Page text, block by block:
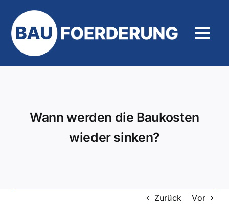
Inhalt
springen
Wann werden die Baukosten
wieder sinken?
Zurück Vor